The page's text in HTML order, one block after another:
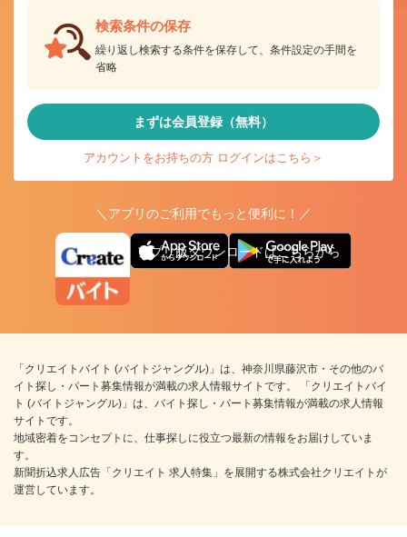
検索条件の保存
繰り返し検索する条件を保存して、条件設定の手間を
省略
まずは会員登録（無料）
アカウントをお持ちの方 ログインはこちら＞
＼アプリのご利用でもっと便利に！／
アプリ版ダウンロードはこちらから
「クリエイトバイト (バイトジャングル)」は、神奈川県藤沢市・その他のバ
イト探し・パート募集情報が満載の求人情報サイトです。 「クリエイトバイ
ト (バイトジャングル)」は、バイト探し・パート募集情報が満載の求人情報
サイトです。
地域密着をコンセプトに、仕事探しに役立つ最新の情報をお届けしていま
す。
新聞折込求人広告「クリエイト 求人特集」を展開する株式会社クリエイトが
運営しています。